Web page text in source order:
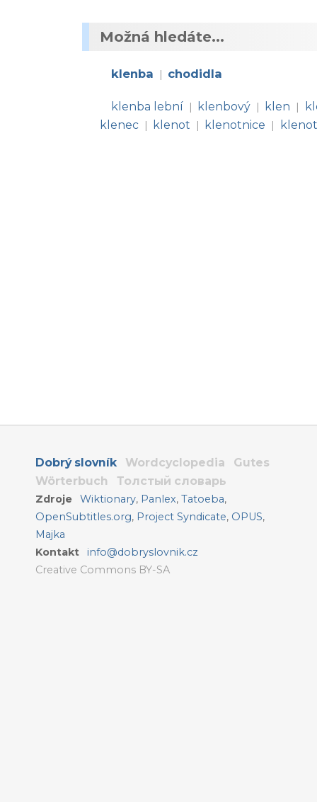
Možná hledáte...
klenba | chodidla
klenba lební | klenbový | klen |
klenec | klenot | klenotnice |
Dobrý slovník Wordcyclopedia
Gutes
Wörterbuch
Толстый словарь
Zdroje Wiktionary, Panlex,Tatoeba,
OpenSubtitles.org, Project Syndicate, OPUS,
Majka
Kontakt
info@dobryslovnik.cz
Creative Commons BY-SA